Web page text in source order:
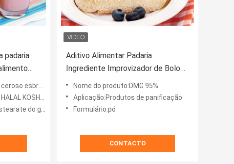
padaria
40% com
esbranquiçado
KOSHER
do glicerol
Aditivo Alimentar Padaria
Ingrediente Improvizador de Bolo
Monoglicerídeo Destilado DMG
95%
Nome do produto:DMG 95%
Aplicação:Produtos de panificação
Formulário:pó
CONTACTO